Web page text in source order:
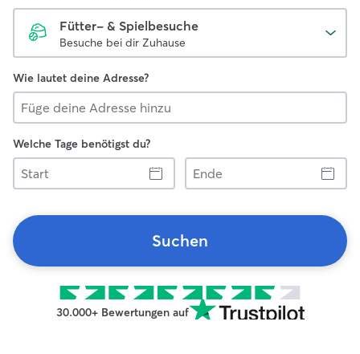
Fütter- & Spielbesuche
Besuche bei dir Zuhause
Wie lautet deine Adresse?
Welche Tage benötigst du?
Start
Ende
Suchen
30.000+ Bewertungen auf